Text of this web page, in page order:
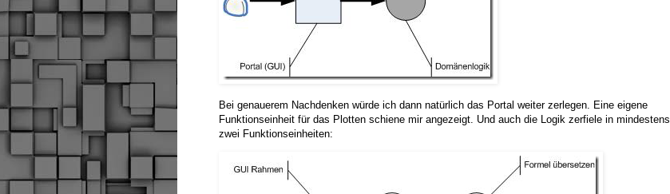
Bei genauerem Nachdenken würde ich dann natürlich das Portal weiter zerlegen. Eine eigene
Funktionseinheit für das Plotten schiene mir angezeigt. Und auch die Logik zerfiele in mindestens
zwei Funktionseinheiten: